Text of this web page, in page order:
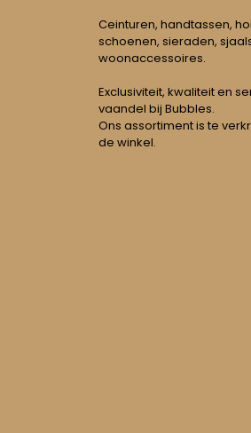
Ceinturen, handtassen,
schoenen, sieraden,
woonaccessoires.
Exclusiviteit, kwaliteit en
vaandel bij Bubbles.
Ons assortiment is te
de winkel.